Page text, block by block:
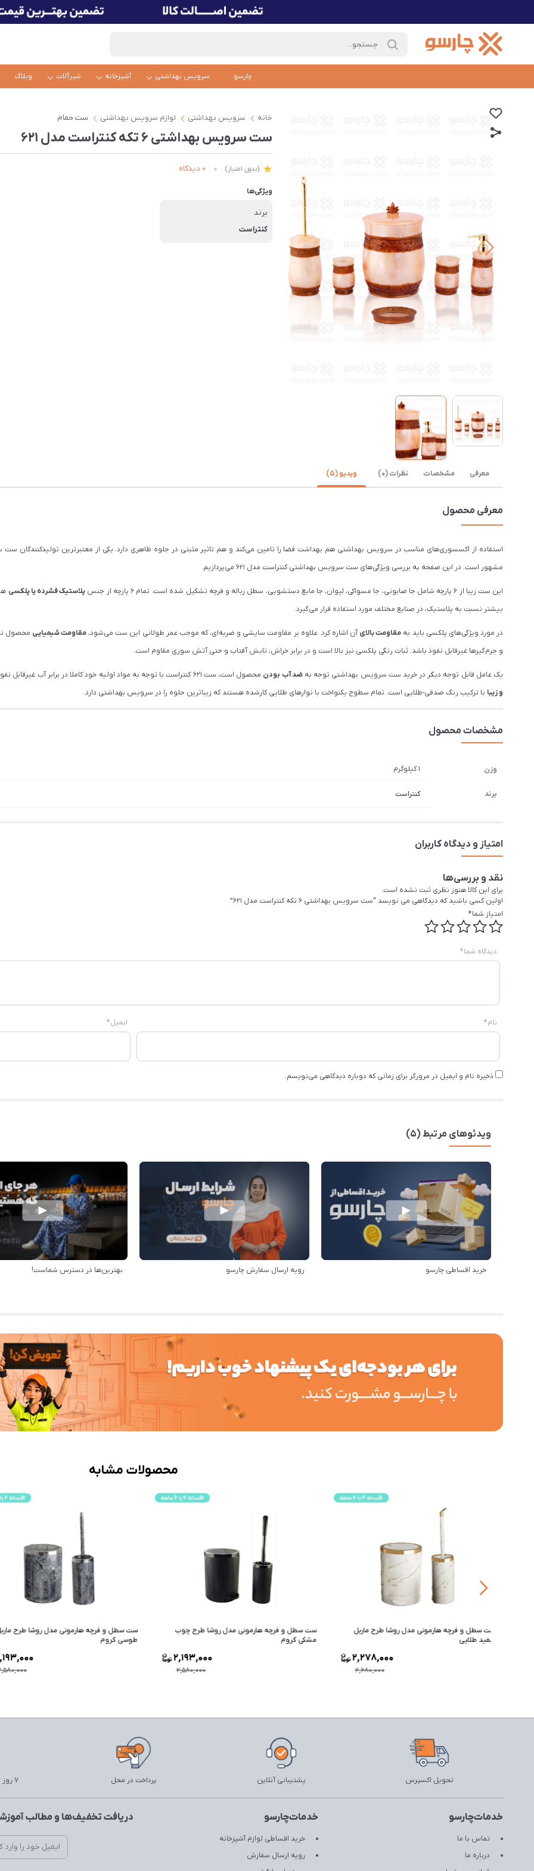
چارسو سرویس بهداشتی آشپزخانه شیرآلات وبلاگ
خانه سرویس بهداشتی لوازم سرویس بهداشتی ست حمام
ست سرویس بهداشتی 6 تکه کنتراست مدل 621
(بدون امتیاز) 0 دیدگاه
ویژگی‌ها
برند
کنتراست
معرفی مشخصات نظرات (0) ویدیو (5)
معرفی محصول
استفاده از اکسسوری‌های مناسب در سرویس بهداشتی هم بهداشت فضا را تامین می‌کند و هم تاثیر مثبتی در جلوه ظاهری دارد. یکی از معتبرترین
مشهور است. در این صفحه به بررسی ویژگی‌های ست سرویس بهداشتی کنتراست مدل 621 می‌پردازیم.
این ست زیبا از 6 پارچه شامل جا صابونی، جا مسواکی، لیوان، جا مایع دستشویی، سطل زباله و فرچه تشکیل شده است. تمام 6 پارچه از جنس پلاستیک فشرده یا پلکسی
بیشتر نسبت به پلاستیک، در صنایع مختلف مورد استفاده قرار می‌گیرد.
در مورد ویژگی‌های پلکسی باید به مقاومت بالایآن اشاره کرد. علاوه بر مقاومت سایشی و ضربه‌ای، که موجب عمر طولانی این ست می‌شود،مقاومت شیمیایی محصول
و جرم‌گیرها غیرقابل نفوذ باشد. ثبات رنگی پلکسی نیز بالا است و در برابر خراش، تابش آفتاب و حتی آتش سوزی مقاوم است.
یک عامل قابل توجه دیگر در خرید ست سرویس بهداشتی توجه بهضد آب بودن محصول است، ست 621 کنتراست با توجه به مواد اولیه خود کاملا در برابر آب غیرقابل نفوذ است و تمام بدنه قابل شستشو می‌باشد. طراحی ظاهر محصول بسیار
و زیبا با ترکیب رنگ صدفی-طلایی است. تمام سطوح یکنواخت با نوارهای طلایی کارشده هستند که زیباترین جلوه را در سرویس بهداشتی دارد.
مشخصات محصول
وزن 1 کیلوگرم
برند کنتراست
امتیاز و دیدگاه کاربران
نقد و بررسی‌ها
برای این کالا هنوز نظری ثبت نشده است.
اولین کسی باشید که دیدگاهی می نویسد “ست سرویس بهداشتی 6 تکه کنتراست مدل 621”
امتیاز شما*
دیدگاه شما*
نام* ایمیل*
ذخیره نام و ایمیل در مرورگر برای زمانی که دوباره دیدگاهی می‌نویسم.
ویدئوهای مرتبط (5)
خرید اقساطی چارسو رویه ارسال سفارش چارسو بهترین‌ها در دسترس شماست!
محصولات مشابه
ست سطل و فرچه هارمونی مدل روشا طرح چوب
مشکی کروم
2,580,000
2,193,000
ست سطل و فرچه هارمونی مدل روشا طرح ماربل
طوسی کروم
2,580,000
2,193,000
ست سطل و فرچه هارمونی مدل روشا طرح
مشکی طلایی
تحویل اکسپرس پشتیبانی آنلاین پرداخت در محل 7 روز ضمانت بازگشت
خدمات‌چارسو
تماس با ما
درباره ما
خدمات‌چارسو
خرید اقساطی لوازم آشپزخانه
رویه ارسال سفارش
دریافت تخفیف‌ها و مطالب